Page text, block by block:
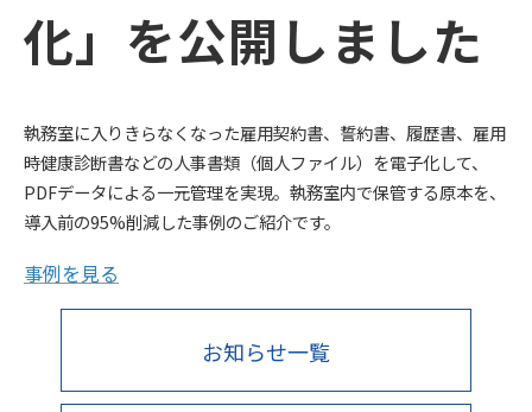
化」 を公開しました
執務室に入りきらなくなった雇用契約書、誓約書、履歴書、雇用
時健康診断書などの人事書類（個人ファイル）を電子化して、
PDFデータによる一元管理を実現。執務室内で保管する原本を、
導入前の95%削減した事例のご紹介です。
事例を見る
お知らせ一覧